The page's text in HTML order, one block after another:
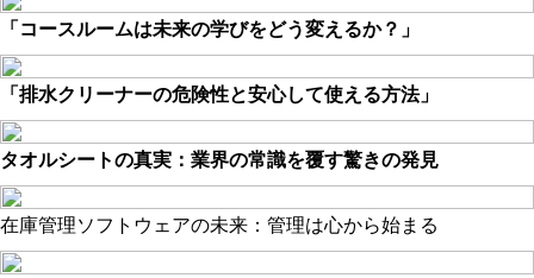
「コースルームは未来の学びをどう変えるか？」
「排水クリーナーの危険性と安心して使える方法」
タオルシートの真実：業界の常識を覆す驚きの発見
在庫管理ソフトウェアの未来：管理は心から始まる